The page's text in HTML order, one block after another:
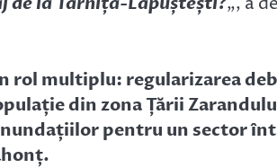
rol multiplu: regularizarea
din zona Țării
pentru un sector